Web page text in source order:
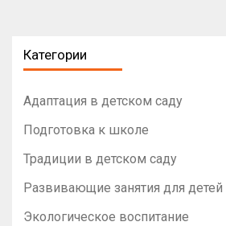
Категории
Адаптация в детском саду
Подготовка к школе
Традиции в детском саду
Развивающие занятия для детей
Экологическое воспитание